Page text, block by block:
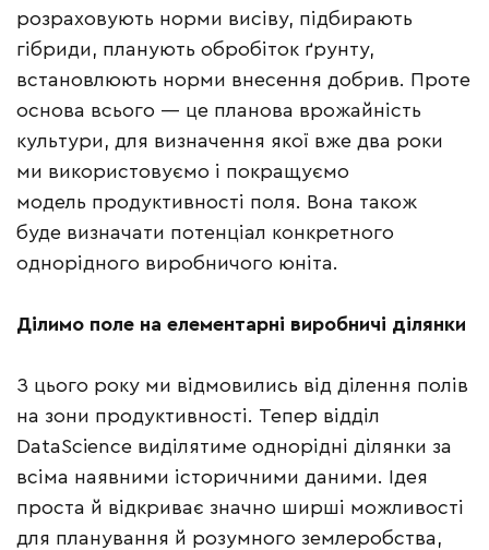
розраховують норми висіву, підбирають
гібриди, планують обробіток ґрунту,
встановлюють норми внесення добрив. Проте
основа всього — це планова врожайність
культури, для визначення якої вже два роки
ми використовуємо і покращуємо
модель продуктивності поля. Вона також
буде визначати потенціал конкретного
однорідного виробничого юніта.
Ділимо поле на елементарні виробничі ділянки
З цього року ми відмовились від ділення полів
на зони продуктивності. Тепер відділ
DataScience виділятиме однорідні ділянки за
всіма наявними історичними даними. Ідея
проста й відкриває значно ширші можливості
для планування й розумного землеробства,